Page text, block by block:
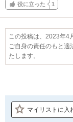
役に立った 1
この投稿は、2023年4
ご自身の責任のもと
たします。
マイリストに入